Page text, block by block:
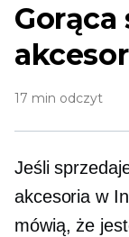
Gorąca
17 min odczyt
Jeśli
akcesoria w
mówią, że